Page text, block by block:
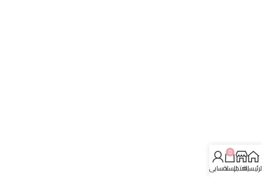
المتجر
0
السلةحسابي